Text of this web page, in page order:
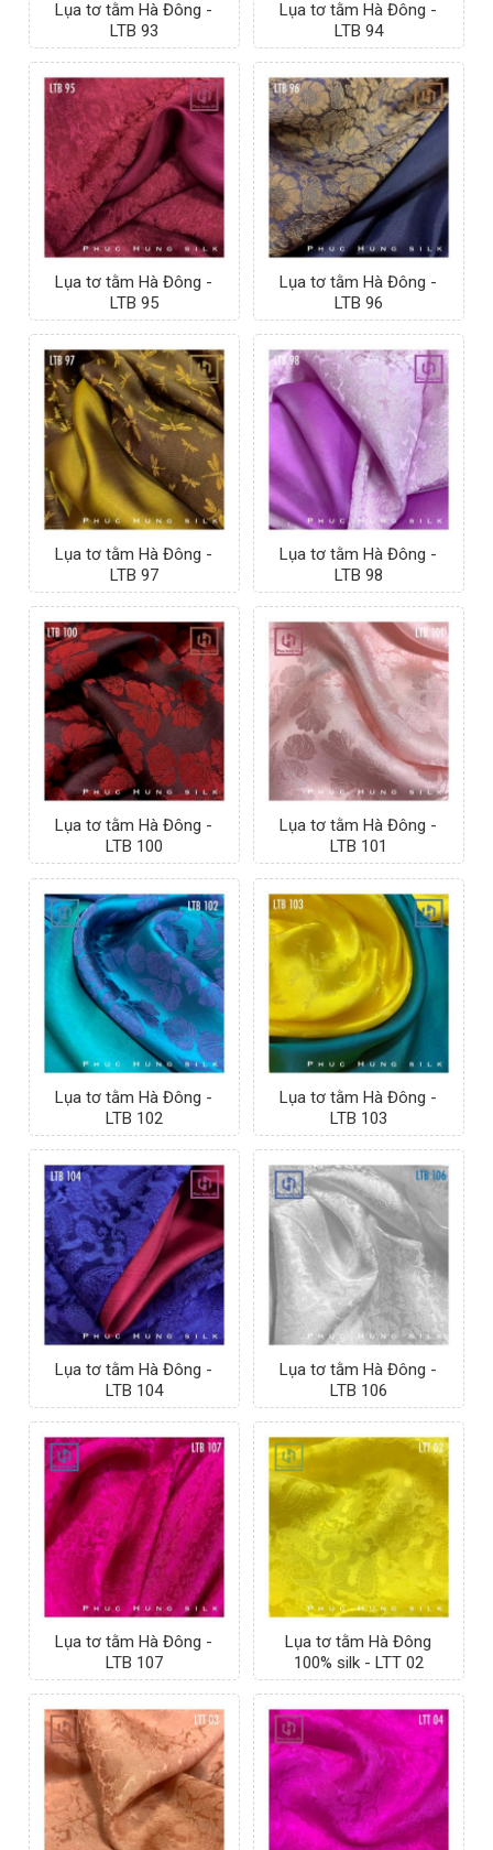
Lụa tơ tằm Hà Đông -
LTB 93
Lụa tơ tằm Hà Đông -
LTB 94
Lụa tơ tằm Hà Đông -
LTB 95
Lụa tơ tằm Hà Đông -
LTB 96
Lụa tơ tằm Hà Đông -
LTB 97
Lụa tơ tằm Hà Đông -
LTB 98
Lụa tơ tằm Hà Đông -
LTB 100
Lụa tơ tằm Hà Đông -
LTB 101
Lụa tơ tằm Hà Đông -
LTB 102
Lụa tơ tằm Hà Đông -
LTB 103
Lụa tơ tằm Hà Đông -
LTB 104
Lụa tơ tằm Hà Đông -
LTB 106
Lụa tơ tằm Hà Đông -
LTB 107
Lụa tơ tằm Hà Đông
100% silk - LTT 02